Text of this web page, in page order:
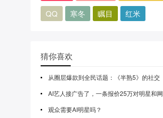
QQ
寒冬 瞩目 红米
猜你喜欢
从圈层爆款到全民话题：《半熟5》的社交
AI艺人接广告了，一条报价25万对明星和网
观众需要AI明星吗？